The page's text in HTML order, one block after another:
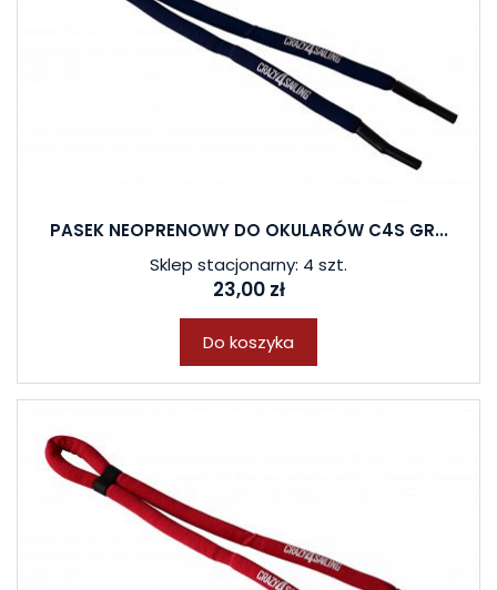
PASEK NEOPRENOWY DO OKULARÓW C4S GR...
Sklep stacjonarny: 4 szt.
23,00 zł
Do koszyka